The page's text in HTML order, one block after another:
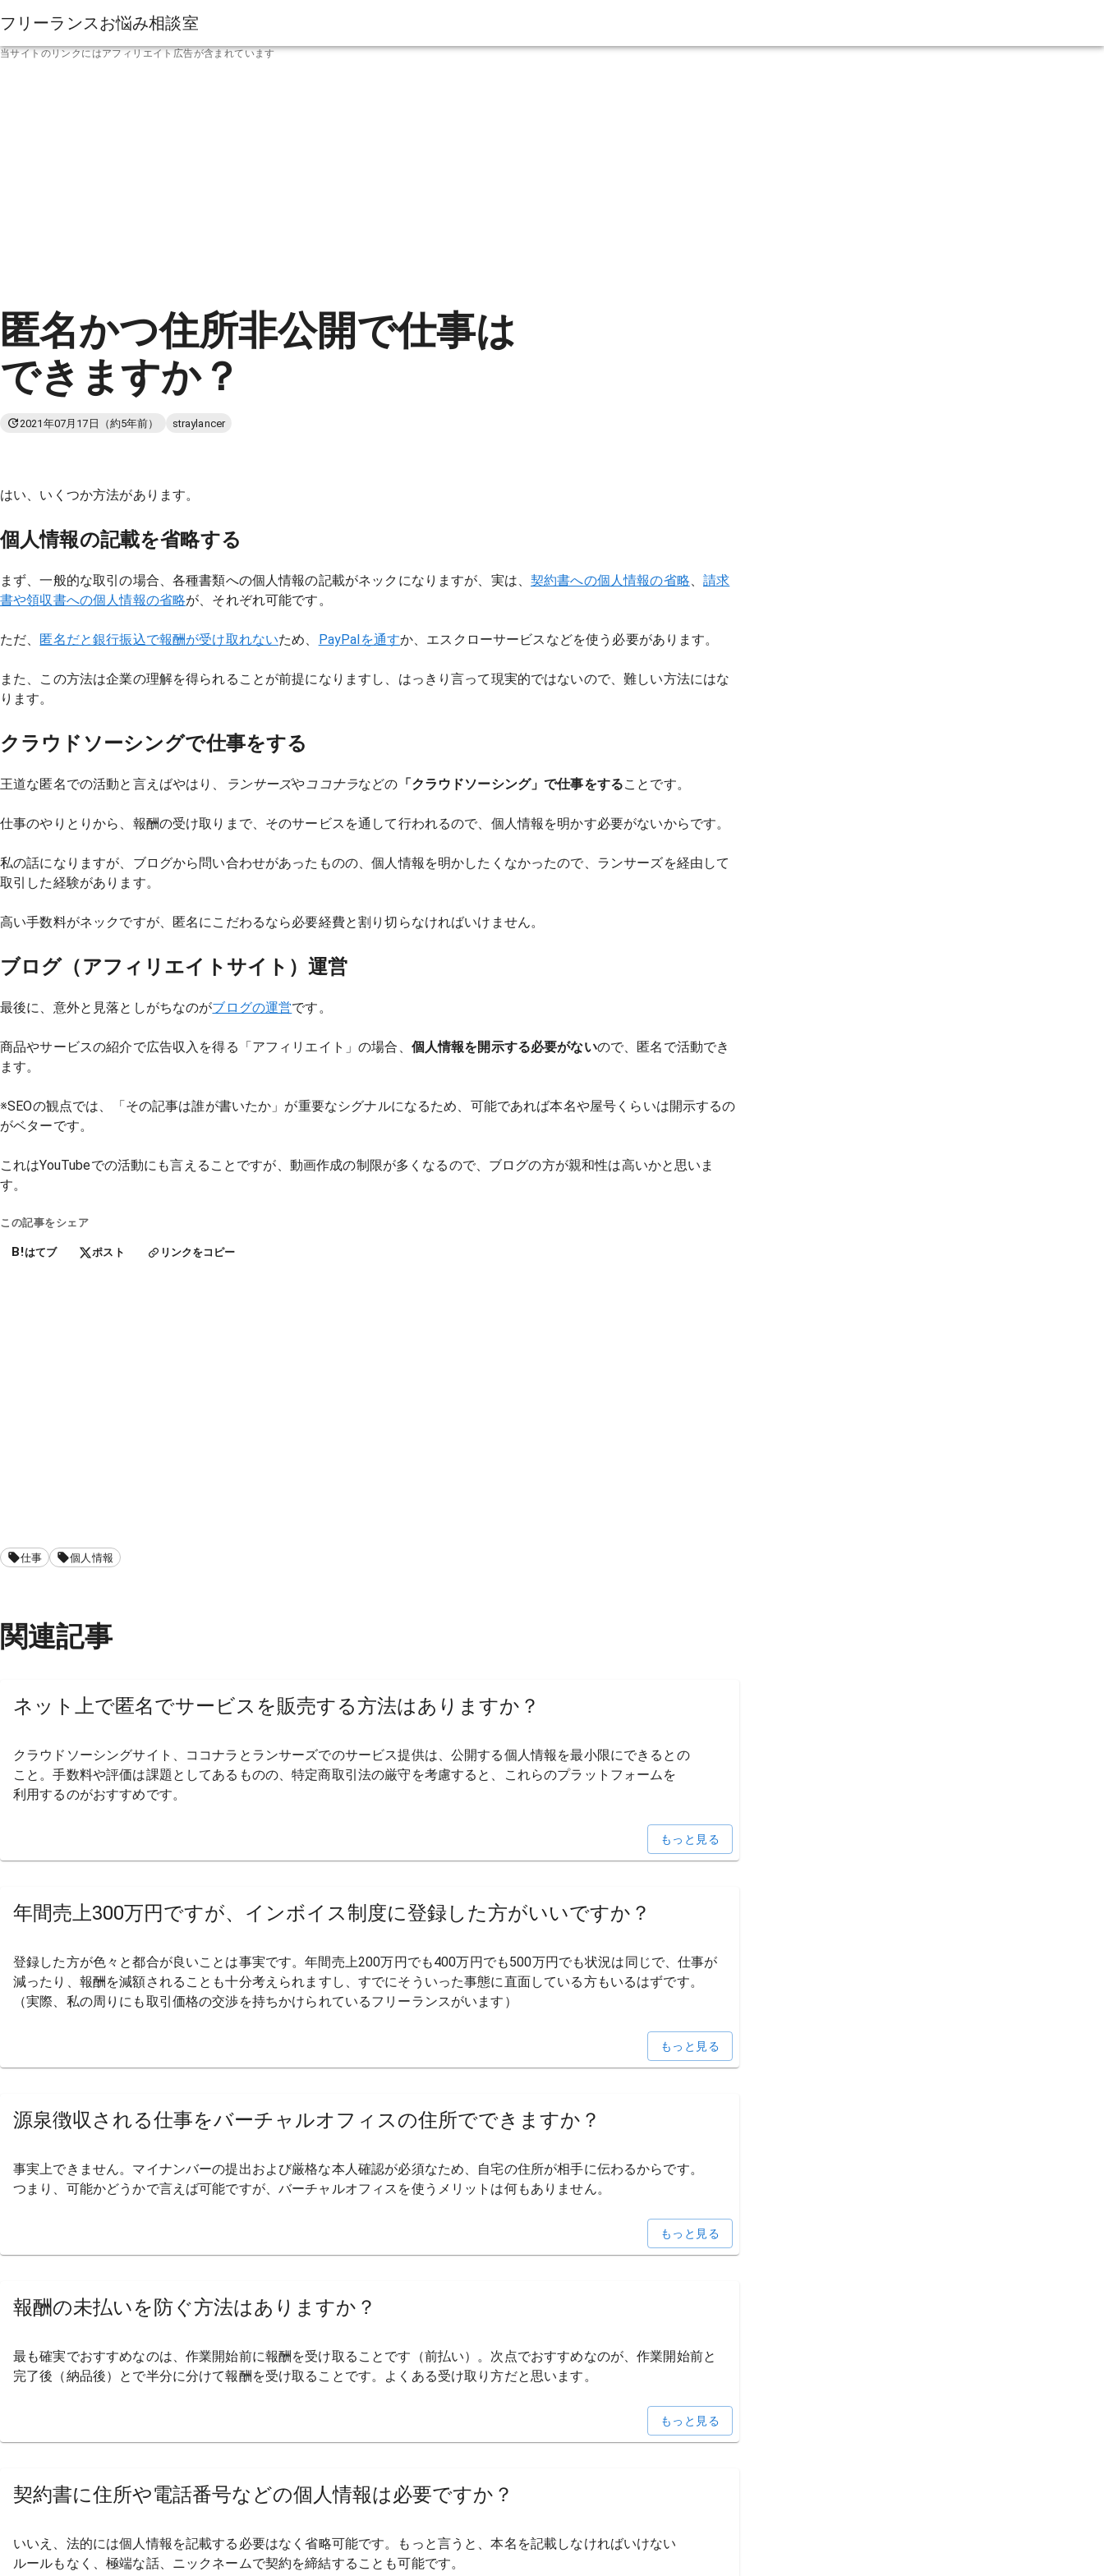
フリーランスお悩み相談室
当サイトのリンクにはアフィリエイト広告が含まれています
匿名かつ住所非公開で仕事は
できますか？
2021年07月17日 （約5年前） straylancer
はい、いくつか方法があります。
個人情報の記載を省略する
まず、一般的な取引の場合、各種書類への個人情報の記載がネックになりますが、実は、契約書への個人情報の省略、 請求
書や領収書への個人情報の省略が、それぞれ可能です。
ただ、 匿名だと銀行振込で報酬が受け取れないため、 PayPalを通すか、エスクローサービスなどを使う必要があります。
また、この方法は企業の理解を得られることが前提になりますし、はっきり言って現実的ではないので、難しい方法にはな
ります。
クラウドソーシングで仕事をする
王道な匿名での活動と言えばやはり、 ランサーズやココナラなどの 「クラウドソーシング」で仕事をすることです。
仕事のやりとりから、報酬の受け取りまで、そのサービスを通して行われるので、個人情報を明かす必要がないからです。
私の話になりますが、ブログから問い合わせがあったものの、個人情報を明かしたくなかったので、ランサーズを経由して
取引した経験があります。
高い手数料がネックですが、匿名にこだわるなら必要経費と割り切らなければいけません。
ブログ（アフィリエイトサイト）運営
最後に、意外と見落としがちなのがブログの運営です。
商品やサービスの紹介で広告収入を得る「アフィリエイト」の場合、 個人情報を開示する必要がないので、匿名で活動でき
ます。
※SEOの観点では、「その記事は誰が書いたか」が重要なシグナルになるため、可能であれば本名や屋号くらいは開示するの
がベターです。
これはYouTubeでの活動にも言えることですが、動画作成の制限が多くなるので、ブログの方が親和性は高いかと思いま
す。
この記事をシェア
B!はてブ ポスト リンクをコピー
仕事 個人情報
関連記事
ネット上で匿名でサービスを販売する方法はありますか？
クラウドソーシングサイト、 ココナラと ランサーズでのサービス提供は、 公開する個人情報を最小限にできるとの
こと。手数料や評価は課題と してある ものの、特定商取引法の厳守を考慮すると、 これらのプラットフォームを
利用するのがおすすめです。
もっと見る
年間売上300万円ですが、 インボイス制度に登録した方がいいですか？
登録した方が色々と都合が良いことは事実です。年間売上200万円でも400万円でも500万円でも状況は同じで、仕事が
減ったり、 報酬を減額される ことも十分考えられますし、 すでにそういった事態に直面している方もいるはずです。
（実際、 私の周りにも取引価格の交渉を持ちかけられているフリーランスがいます）
もっと見る
源泉徴収される仕事をバーチャルオフィスの住所でできますか？
事実上できません。 マイナンバーの提出および厳格な本人確認が必須なため、 自宅の住所が相手に伝わるからです。
つまり、 可能かどうかで言えば可能ですが、バーチャルオフィスを使う メリットは何もありません。
もっと見る
報酬の未払いを 防ぐ方法はありますか？
最も確実でおすすめなのは、 作業開始前に報酬を受け取る ことです （前払い）。 次点でおすすめなのが、作業開始前と
完了後 （納品後）とで半分に分けて報酬を受け取る ことです。 よく ある受け取り方だと思います。
もっと見る
契約書に住所や電話番号などの個人情報は必要ですか？
いいえ、 法的には個人情報を記載する 必要はなく省略可能です。 もっと言うと、本名を記載しなければいけない
ルールもなく、極端な話、 ニックネームで契約を締結する ことも可能です。